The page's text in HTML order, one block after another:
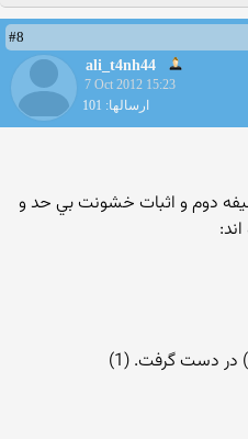
#8
ali_t4nh44
7 Oct 2012 15:23
ارسالها: 101
دوم و اثبات خشونت بي حد و
در دست گرفت. (1)